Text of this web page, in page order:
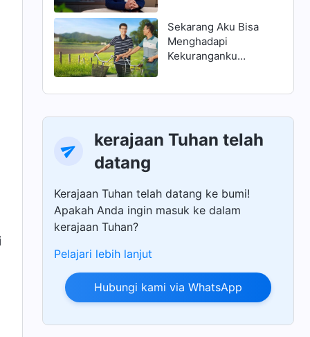
Sekarang Aku Bisa
Menghadapi
Kekuranganku
kerajaan Tuhan telah
datang
Kerajaan Tuhan telah datang ke bumi!
Apakah Anda ingin masuk ke dalam
kerajaan Tuhan?
Pelajari lebih lanjut
Hubungi kami via WhatsApp